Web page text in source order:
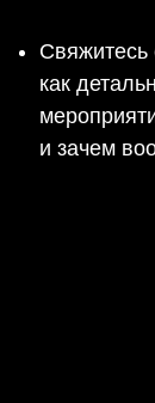
Свяжитесь
как
и зачем